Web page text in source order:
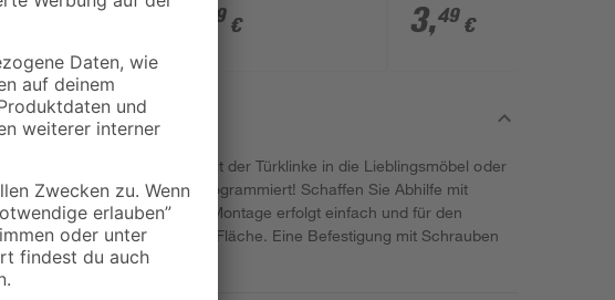
79 € 3,49 €
zu schwungvoll und knallt mit der Türklinke in die Lieblingsmöbel oder
Wand. Der Ärger ist vorprogrammiert! Schaffen Sie Abhilfe mit
in Qualität von toom. Die Montage erfolgt einfach und für den
durch die selbstklebende Fläche. Eine Befestigung mit Schrauben